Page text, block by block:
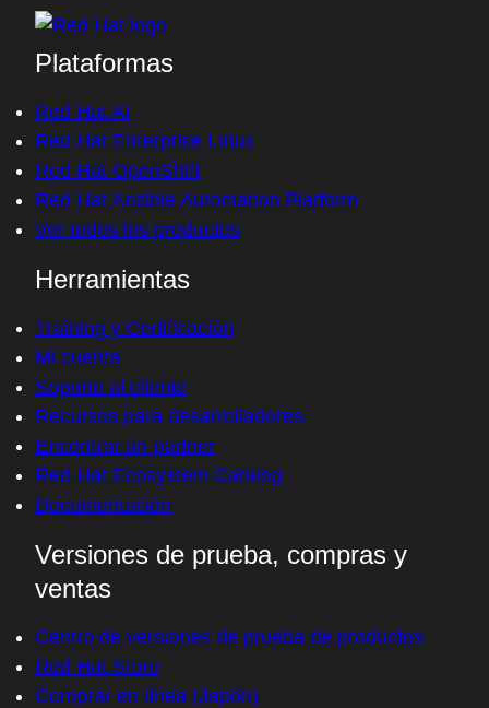
Plataformas
Red Hat AI
Red Hat Enterprise Linux
Red Hat OpenShift
Red Hat Ansible Automation Platform
Ver todos los productos
Herramientas
Training y Certificación
Mi cuenta
Soporte al cliente
Recursos para desarrolladores
Encontrar un partner
Red Hat Ecosystem Catalog
Documentación
Versiones de prueba, compras y
ventas
Centro de versiones de prueba de productos
Red Hat Store
Comprar en línea (Japón)